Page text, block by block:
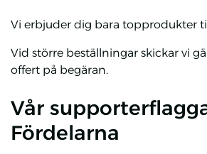
Vi erbjuder dig bara topprodukter
Vid större beställningar skickar vi
offert på begäran.
Vår
Fördelarna